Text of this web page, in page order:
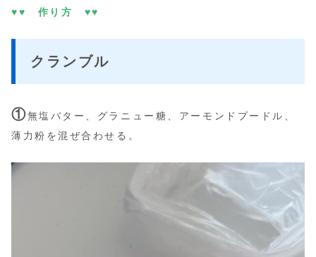
♥♥ 作り方 ♥♥
クランブル
①無塩バター、グラニュー糖、アーモンドプードル、
薄力粉を混ぜ合わせる。